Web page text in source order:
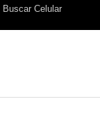
Buscar Celular